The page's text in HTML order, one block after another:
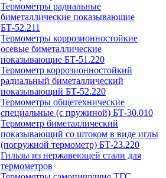
Термометры радиальные
биметаллические показывающие
БТ-52.211
Термометры коррозионностойкие
осевые биметаллические
показывающие БТ-51.220
Термометр коррозионностойкий
радиальный биметаллический
показывающий БТ-52.220
Термометры общетехнические
специальные (с пружиной) БТ-30.010
Термометр биметаллический
показывающий со штоком в виде иглы
(погружной термометр) БТ-23.220
Гильзы из нержавеющей стали для
термометров